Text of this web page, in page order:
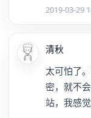
2019-03-29
清秋
太可怕了
密，就不
站，我感